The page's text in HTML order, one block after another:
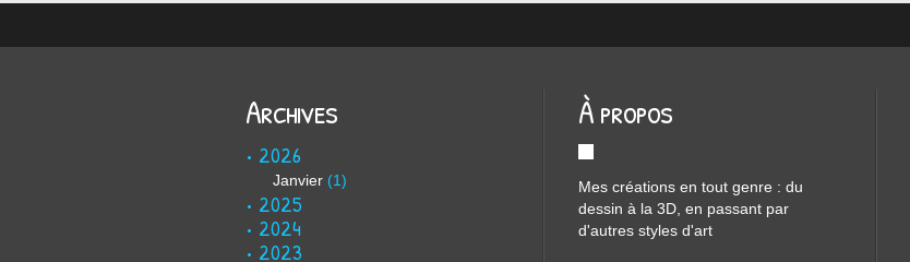
Archives
2026
Janvier (1)
2025
2024
2023
À propos
Mes créations en tout genre : du
dessin à la 3D, en passant par
d'autres styles d'art